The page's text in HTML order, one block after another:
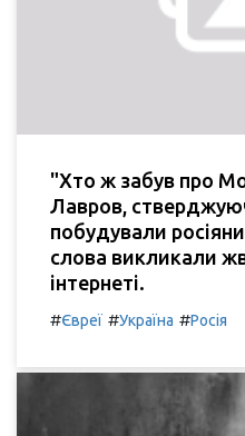
"Хто ж забув про
Лавров,
побудували
слова викликали
інтернеті.
#Євреї #Україна #Росія